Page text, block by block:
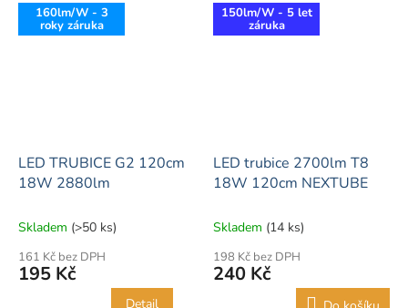
160lm/W - 3
roky záruka
LED TRUBICE G2 120cm
18W 2880lm
Skladem (>50 ks)
161 Kč bez DPH
195 Kč
Detail
150lm/W - 5 let
záruka
LED trubice 2700lm T8
18W 120cm NEXTUBE
Skladem (14 ks)
198 Kč bez DPH
240 Kč